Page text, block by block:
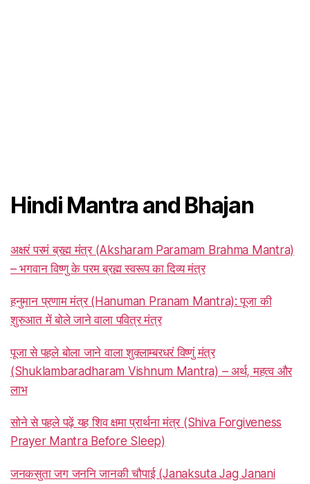
Hindi Mantra and Bhajan
अक्षरं परमं ब्रह्म मंत्र (Aksharam Paramam Brahma Mantra)
– भगवान विष्णु के परम ब्रह्म स्वरूप का दिव्य मंत्र
हनुमान प्रणाम मंत्र (Hanuman Pranam Mantra): पूजा की
शुरुआत में बोले जाने वाला पवित्र मंत्र
पूजा से पहले बोला जाने वाला शुक्लाम्बरधरं विष्णुं मंत्र
(Shuklambaradharam Vishnum Mantra) – अर्थ, महत्व और
लाभ
सोने से पहले पढ़ें यह शिव क्षमा प्रार्थना मंत्र (Shiva Forgiveness
Prayer Mantra Before Sleep)
जनकसुता जग जननि जानकी चौपाई (Janaksuta Jag Janani